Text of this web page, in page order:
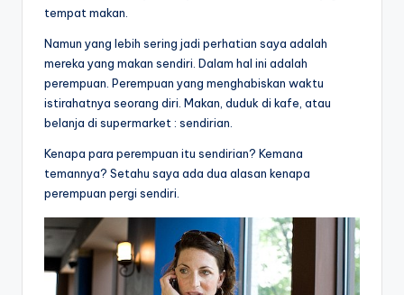
tempat makan.
Namun yang lebih sering jadi perhatian saya adalah
mereka yang makan sendiri. Dalam hal ini adalah
perempuan. Perempuan yang menghabiskan waktu
istirahatnya seorang diri. Makan, duduk di kafe, atau
belanja di supermarket : sendirian.
Kenapa para perempuan itu sendirian? Kemana
temannya? Setahu saya ada dua alasan kenapa
perempuan pergi sendiri.